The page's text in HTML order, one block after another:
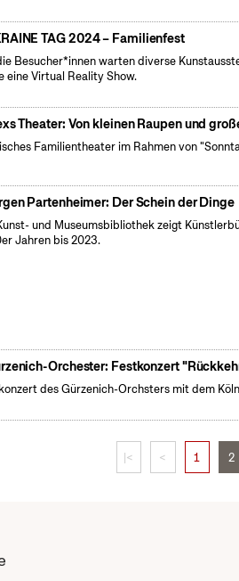
TAG 2024 – Familienfest
Besucher*innen warten diverse
eine Virtual Reality Show.
Theater: Von kleinen Raupen und
Familientheater im Rahmen von
Partenheimer: Der Schein der Dinge
und Museumsbibliothek zeigt
Jahren bis 2023.
Orchester: Festkonzert
des Gürzenich-Orchsters mit dem
|< < 1 2